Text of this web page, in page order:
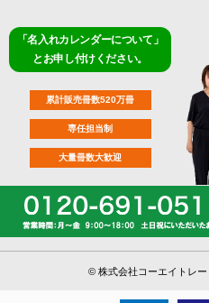
「名入れカレンダーについて」
とお申し付けください。
累計販売冊数520万冊
専任担当制
大量冊数大歓迎
©株式会社コーエイトレ